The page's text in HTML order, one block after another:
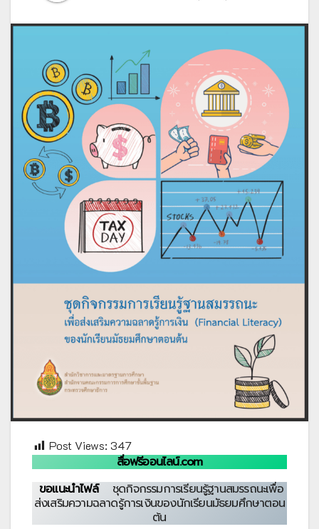
Post Views: 347
สื่อฟรีออนไลน์.com
ขอแนะนำไฟล์
ชุดกิจกรรมการเรียนรู้ฐานสมรรถนะเพื่อ
ส่งเสริมความฉลาดรู้การเงินของนักเรียนมัธยมศึกษาตอน
ต้น